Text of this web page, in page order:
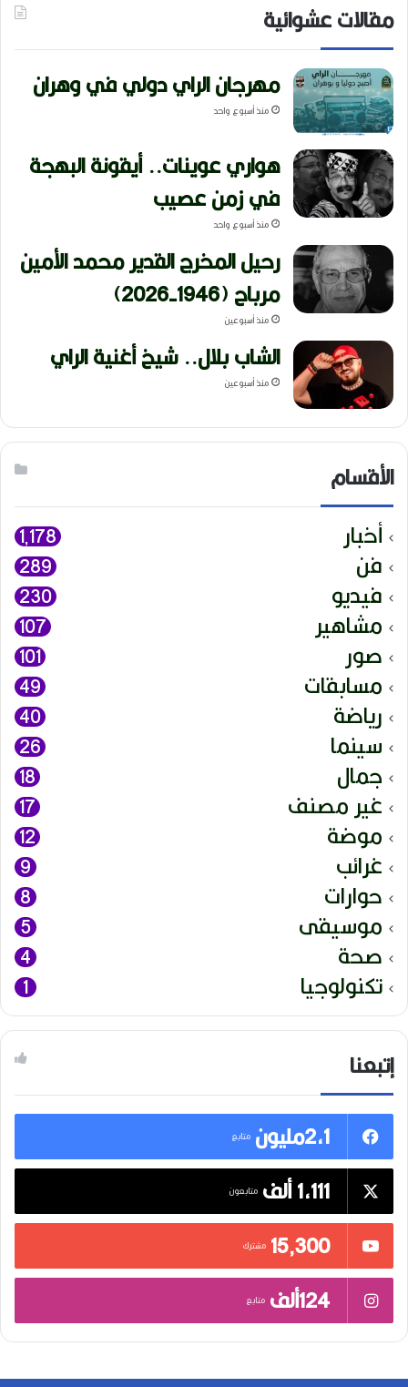
مقالات عشوائية
مهرجان الراي دولي في وهران
منذ أسبوع واحد
هواري عوينات.. أيقونة البهجة
في زمن عصيب
منذ أسبوع واحد
رحيل المخرج القدير محمد الأمين
مرباح (1946-2026)
منذ أسبوعين
الشاب بلال.. شيخ أغنية الراي
منذ أسبوعين
الأقسام
أخبار 1٬178
فن 289
فيديو 230
مشاهير 107
صور 101
مسابقات 49
رياضة 40
سينما 26
جمال 18
غير مصنف 17
موضة 12
غرائب 9
حوارات 8
موسيقى 5
صحة 4
تكنولوجيا 1
إتبعنا
2,1مليون
متابع
1,111 ألف متابعون
15٬300 مشترك
124ألف متابع